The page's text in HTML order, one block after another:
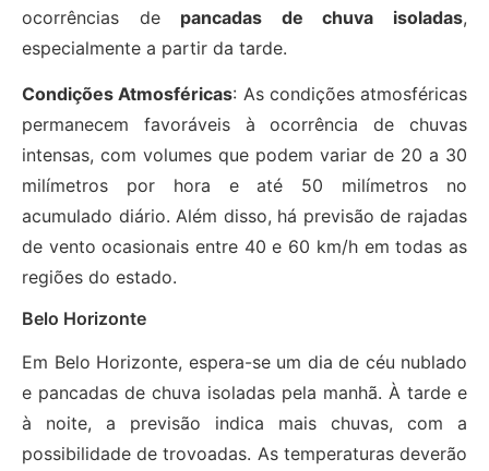
ocorrências de pancadas de chuva isoladas,
especialmente a partir da tarde.
Condições Atmosféricas: As condições atmosféricas
permanecem favoráveis à ocorrência de chuvas
intensas, com volumes que podem variar de 20 a 30
milímetros por hora e até 50 milímetros no
acumulado diário. Além disso, há previsão de rajadas
de vento ocasionais entre 40 e 60 km/h em todas as
regiões do estado.
Belo Horizonte
Em Belo Horizonte, espera-se um dia de céu nublado
e pancadas de chuva isoladas pela manhã. À tarde e
à noite, a previsão indica mais chuvas, com a
possibilidade de trovoadas. As temperaturas deverão